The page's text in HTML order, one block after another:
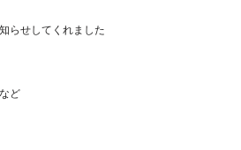
らせしてくれました
ど